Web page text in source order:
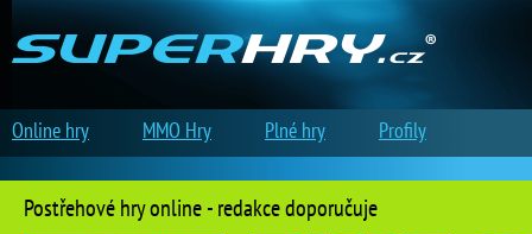
Postřehové hry online - redakce doporučuje
Online hry MMO Hry Plné hry Profily